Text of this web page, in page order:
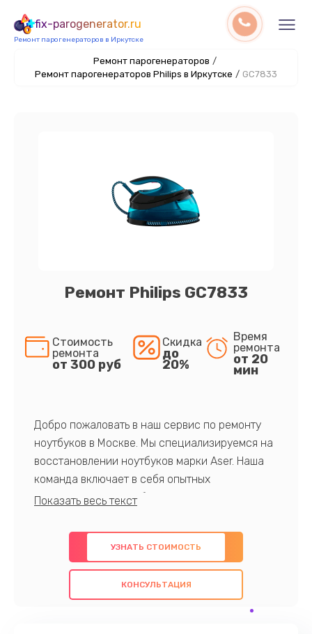
fix-parogenerator.ru
Ремонт парогенераторов в Иркутске
Ремонт парогенераторов /
Ремонт парогенераторов Philips в Иркутске / GC7833
Ремонт Philips GC7833
Стоимость
ремонта
от 300 руб
Скидка
до
20%
Время
ремонта
от 20
мин
Добро пожаловать в наш сервис по ремонту
ноутбуков в Москве. Мы специализируемся на
восстановлении ноутбуков марки Aser. Наша
команда включает в себя опытных
профессионалов с обширными знаниями и
предлагаем быстрый и качественный ремонт с
использованием оригинальных компонентов, а
также гарантируем качество всех
проведенных работ. Наша цель - предоставить
УЗНАТЬ СТОИМОСТЬ
КОНСУЛЬТАЦИЯ